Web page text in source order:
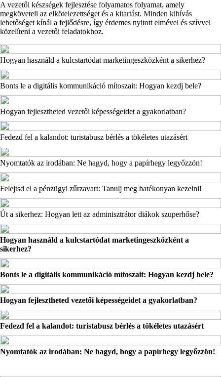
A vezetői készségek fejlesztése folyamatos folyamat, amely
megköveteli az elkötelezettséget és a kitartást. Minden kihívás
lehetőséget kínál a fejlődésre, így érdemes nyitott elmével és szívvel
közelíteni a vezetői feladatokhoz.
Hogyan használd a kulcstartódat marketingeszközként a sikerhez?
Bonts le a digitális kommunikáció mítoszait: Hogyan kezdj bele?
Hogyan fejlesztheted vezetői képességeidet a gyakorlatban?
Fedezd fel a kalandot: turistabusz bérlés a tökéletes utazásért
Nyomtatók az irodában: Ne hagyd, hogy a papírhegy legyőzzön!
Felejtsd el a pénzügyi zűrzavart: Tanulj meg hatékonyan kezelni!
Út a sikerhez: Hogyan lett az adminisztrátor diákok szuperhőse?
Hogyan használd a kulcstartódat marketingeszközként a
sikerhez?
Bonts le a digitális kommunikáció mítoszait: Hogyan kezdj bele?
Hogyan fejlesztheted vezetői képességeidet a gyakorlatban?
Fedezd fel a kalandot: turistabusz bérlés a tökéletes utazásért
Nyomtatók az irodában: Ne hagyd, hogy a papírhegy legyőzzön!